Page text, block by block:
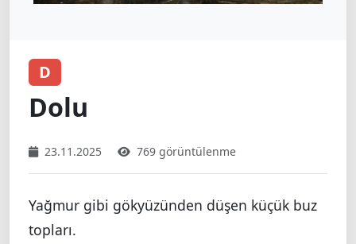
D
Dolu
23.11.2025 769 görüntülenme
Yağmur gibi gökyüzünden düşen küçük buz
topları.